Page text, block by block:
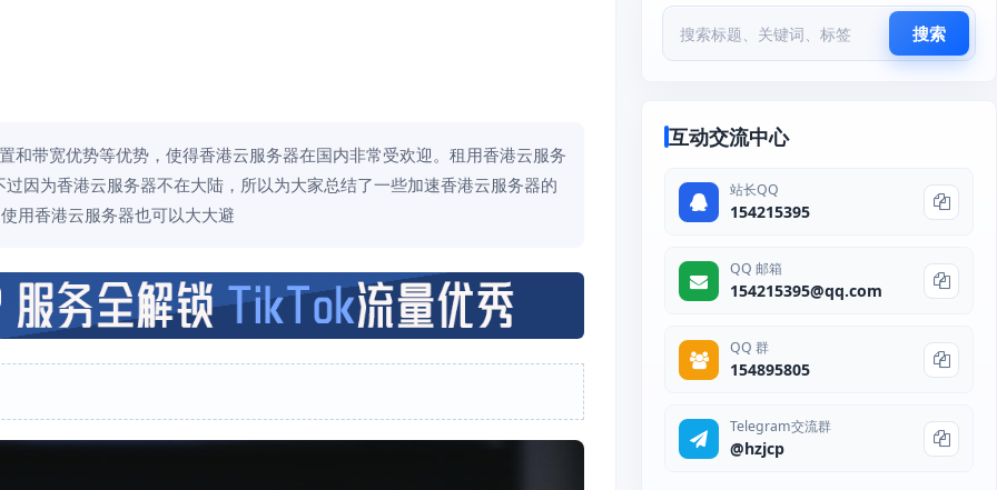
和带宽优势等优势，使得香港云服务器在国内非常受欢迎。租用香港云服务
因为香港云服务器不在大陆，所以为大家总结了一些加速香港云服务器的
用香港云服务器也可以大大避
搜索
互动交流中心
站长QQ
154215395
QQ 邮箱
154215395@qq.com
QQ 群
154895805
Telegram交流群
@hzjcp